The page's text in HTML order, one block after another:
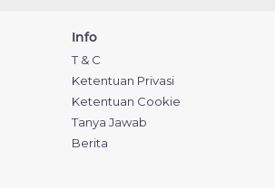
Info
T & C
Ketentuan Privasi
Ketentuan Cookie
Tanya Jawab
Berita